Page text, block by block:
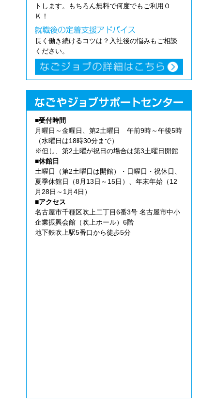
トします。もちろん無料で何度でもご利用Ｏ
Ｋ！
長く働き続けるコツは？入社後の悩みもご相談
ください。
■受付時間
月曜日～金曜日、第2土曜日 午前9時～午後5時
（水曜日は18時30分まで）
※但し、第2土曜が祝日の場合は第3土曜日開館
■休館日
土曜日（第2土曜日は開館）・日曜日・祝休日、
夏季休館日（8月13日～15日）、年末年始（12
月28日～1月4日）
■アクセス
名古屋市千種区吹上二丁目6番3号 名古屋市中小
企業振興会館（吹上ホール）6階
地下鉄吹上駅5番口から徒歩5分